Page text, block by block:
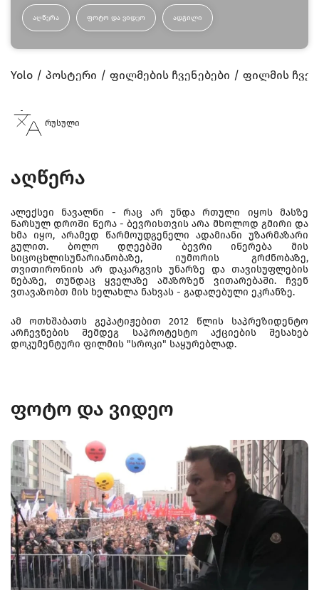
ᲐᲦᲬᲔᲠᲐ ᲤᲝᲢᲝ ᲓᲐ ᲕᲘᲓᲔᲝ ᲐᲓᲒᲘᲚᲘ
Yolo პოსტერი ფილმების ჩვენებები ფილმის
რუსული
აღწერა
ალექსეი ნავალნი - რაც არ უნდა რთული იყოს მასზე
წარსულ დროში წერა - ბევრისთვის არა მხოლოდ გმირი და
ხმა იყო, არამედ წარმოუდგენელი ადამიანი უზარმაზარი
გულით. ბოლო დღეებში ბევრი იწერება მის
სიცოცხლისუნარიანობაზე, იუმორის გრძნობაზე,
თვითირონიის არ დაკარგვის უნარზე და თავისუფლების
ნებაზე, თუნდაც ყველაზე ამაზრზენ ვითარებაში. ჩვენ
ვთავაზობთ მის ხელახლა ნახვას - გადაღებული ეკრანზე.
ამ ოთხშაბათს გეპატიჟებით 2012 წლის საპრეზიდენტო
არჩევნების შემდეგ საპროტესტო აქციების შესახებ
დოკუმენტური ფილმის "სროკი" საყურებლად.
ფოტო და ვიდეო